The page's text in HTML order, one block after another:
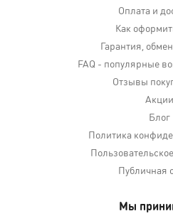
Оплата и
Как
Гарантия,
FAQ - популярные
Отзывы
Акции
Блог
Политика
Публичная
Мы